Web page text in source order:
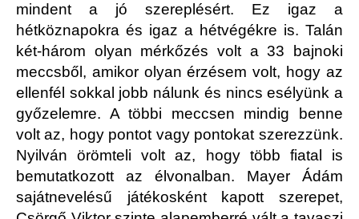
mindent a jó szereplésért. Ez igaz a
hétköznapokra és igaz a hétvégékre is. Talán
két-három olyan mérkőzés volt a 33 bajnoki
meccsből, amikor olyan érzésem volt, hogy az
ellenfél sokkal jobb nálunk és nincs esélyünk a
győzelemre. A többi meccsen mindig benne
volt az, hogy pontot vagy pontokat szerezzünk.
Nyilván örömteli volt az, hogy több fiatal is
bemutatkozott az élvonalban. Mayer Ádám
sajátnevelésű játékosként kapott szerepet,